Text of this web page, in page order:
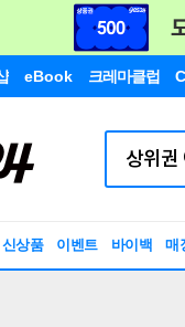
eBook 크레마클럽
신상품 이벤트 바이백 매